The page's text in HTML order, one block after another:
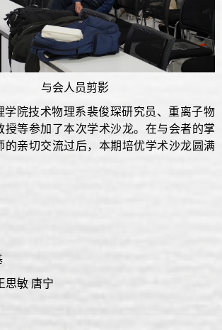
与会人员剪影
学院技术物理系裴俊琛研究员、重离子物
授等参加了本次学术沙龙。在与会者的掌
的亲切交流过后，本期培优学术沙龙圆满
思敏 唐宁